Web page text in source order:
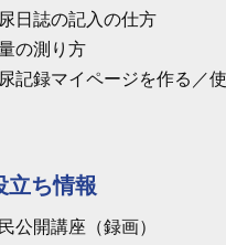
日誌の記入の仕方
の測り方
記録マイページを作る／
立ち情報
公開講座（録画）